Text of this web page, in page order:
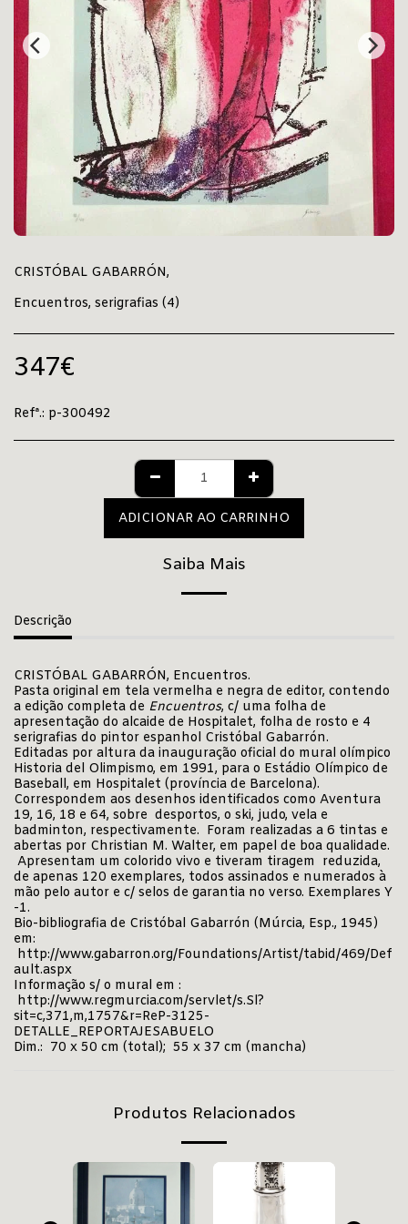
CRISTÓBAL GABARRÓN,
Encuentros, serigrafias (4)
347€
Refª.: p-300492
ADICIONAR AO CARRINHO
Saiba Mais
Descrição
CRISTÓBAL GABARRÓN, Encuentros.
Pasta original em tela vermelha e negra de editor, contendo
a edição completa de Encuentros, c/ uma folha de
apresentação do alcaide de Hospitalet, folha de rosto e 4
serigrafias do pintor espanhol Cristóbal Gabarrón.
Editadas por altura da inauguração oficial do mural olímpico
Historia del Olimpismo, em 1991, para o Estádio Olímpico de
Baseball, em Hospitalet (província de Barcelona).
Correspondem aos desenhos identificados como Aventura
19, 16, 18 e 64, sobre desportos, o ski, judo, vela e
badminton, respectivamente. Foram realizadas a 6 tintas e
abertas por Christian M. Walter, em papel de boa qualidade.
Apresentam um colorido vivo e tiveram tiragem reduzida,
de apenas 120 exemplares, todos assinados e numerados à
mão pelo autor e c/ selos de garantia no verso. Exemplares Y
-1.
Bio-bibliografia de Cristóbal Gabarrón (Múrcia, Esp., 1945)
em:
http://www.gabarron.org/Foundations/Artist/tabid/469/Def
ault.aspx
Informação s/ o mural em :
http://www.regmurcia.com/servlet/s.Sl?
sit=c,371,m,1757&r=ReP-3125-
DETALLE_REPORTAJESABUELO
Dim.: 70 x 50 cm (total); 55 x 37 cm (mancha)
Produtos Relacionados